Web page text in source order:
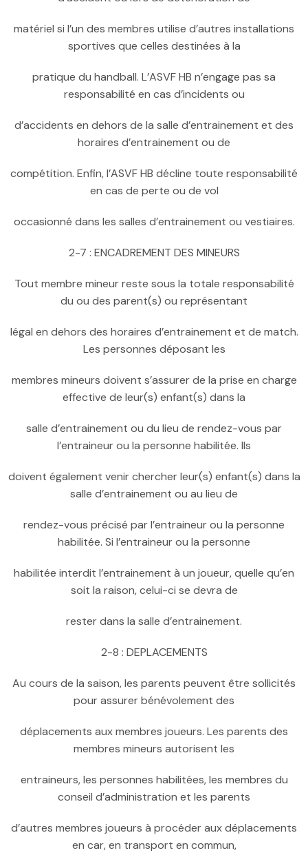
matériel si l’un des membres utilise d’autres installations
sportives que celles destinées à la
pratique du handball. L’ASVF HB n’engage pas sa
responsabilité en cas d’incidents ou
d’accidents en dehors de la salle d’entrainement et des
horaires d’entrainement ou de
compétition. Enfin, l’ASVF HB décline toute responsabilité
en cas de perte ou de vol
occasionné dans les salles d’entrainement ou vestiaires.
2-7 : ENCADREMENT DES MINEURS
Tout membre mineur reste sous la totale responsabilité
du ou des parent(s) ou représentant
légal en dehors des horaires d’entrainement et de match.
Les personnes déposant les
membres mineurs doivent s’assurer de la prise en charge
effective de leur(s) enfant(s) dans la
salle d’entrainement ou du lieu de rendez-vous par
l’entraineur ou la personne habilitée. Ils
doivent également venir chercher leur(s) enfant(s) dans la
salle d’entrainement ou au lieu de
rendez-vous précisé par l’entraineur ou la personne
habilitée. Si l’entraineur ou la personne
habilitée interdit l’entrainement à un joueur, quelle qu’en
soit la raison, celui-ci se devra de
rester dans la salle d’entrainement.
2-8 : DEPLACEMENTS
Au cours de la saison, les parents peuvent être sollicités
pour assurer bénévolement des
déplacements aux membres joueurs. Les parents des
membres mineurs autorisent les
entraineurs, les personnes habilitées, les membres du
conseil d’administration et les parents
d’autres membres joueurs à procéder aux déplacements
en car, en transport en commun,